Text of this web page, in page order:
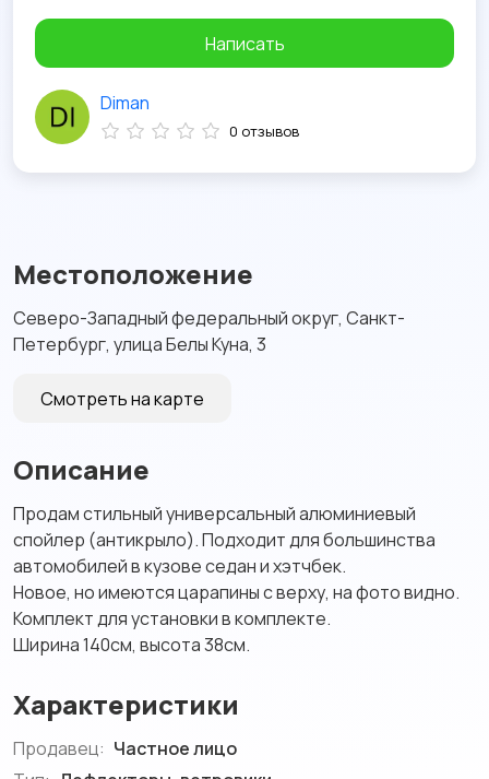
Местоположение
Северо-Западный федеральный округ, Санкт-
Петербург, улица Белы Куна, 3
Смотреть на карте
Описание
Продам стильный универсальный алюминиевый
спойлер (антикрыло). Подходит для большинства
автомобилей в кузове седан и хэтчбек.
Новое, но имеются царапины с верху, на фото видно.
Комплект для установки в комплекте.
Ширина 140см, высота 38см.
Характеристики
Продавец: Частное лицо
Написать
Diman
0 отзывов